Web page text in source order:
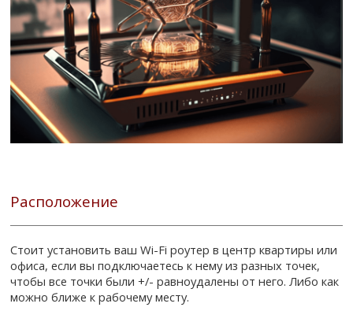
Расположение
Стоит установить ваш Wi-Fi роутер в центр квартиры или
офиса, если вы подключаетесь к нему из разных точек,
чтобы все точки были +/- равноудалены от него. Либо как
можно ближе к рабочему месту.